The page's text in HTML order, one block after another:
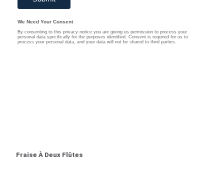
Fraise À Deux Flûtes